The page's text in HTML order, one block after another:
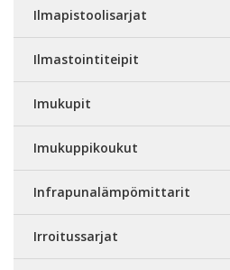
Ilmapistoolisarjat
Ilmastointiteipit
Imukupit
Imukuppikoukut
Infrapunalämpömittarit
Irroitussarjat